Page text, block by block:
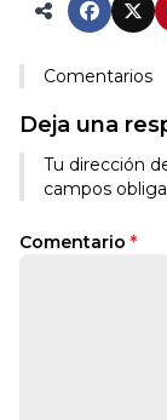
Comentarios
Deja una
Tu dirección
campos
Comentario *